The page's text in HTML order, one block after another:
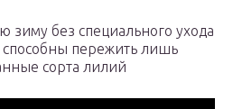
зиму без специального ухода
способны пережить лишь
сорта лилий